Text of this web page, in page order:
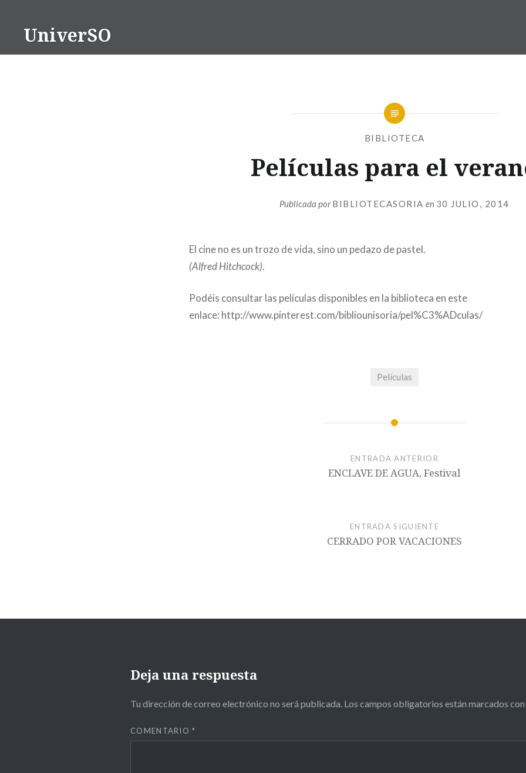
UniverSO
BIBLIOTECA
Películas para el
Publicada porBIBLIOTECASORIA en 30 JULIO, 2014
El cine no es un trozo de vida, sino un pedazo de pastel.
(Alfred Hitchcock).
Podéis consultar las películas disponibles en la biblioteca en este
enlace: http://www.pinterest.com/bibliounisoria/pel%C3%ADculas/
Películas
ENTRADA ANTERIOR
ENCLAVE DE AGUA, Festival
ENTRADA SIGUIENTE
CERRADO POR VACACIONES
Deja una respuesta
Tu dirección de correo electrónico no será publicada. Los campos obligatorios están marcados con
COMENTARIO*